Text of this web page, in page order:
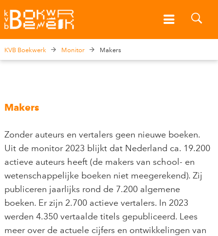
KVB Boekwerk Monitor Makers
Makers
Zonder auteurs en vertalers geen nieuwe boeken.
Uit de monitor 2023 blijkt dat Nederland ca. 19.200
actieve auteurs heeft (de makers van school- en
wetenschappelijke boeken niet meegerekend). Zij
publiceren jaarlijks rond de 7.200 algemene
boeken. Er zijn 2.700 actieve vertalers. In 2023
werden 4.350 vertaalde titels gepubliceerd. Lees
meer over de actuele cijfers en ontwikkelingen van